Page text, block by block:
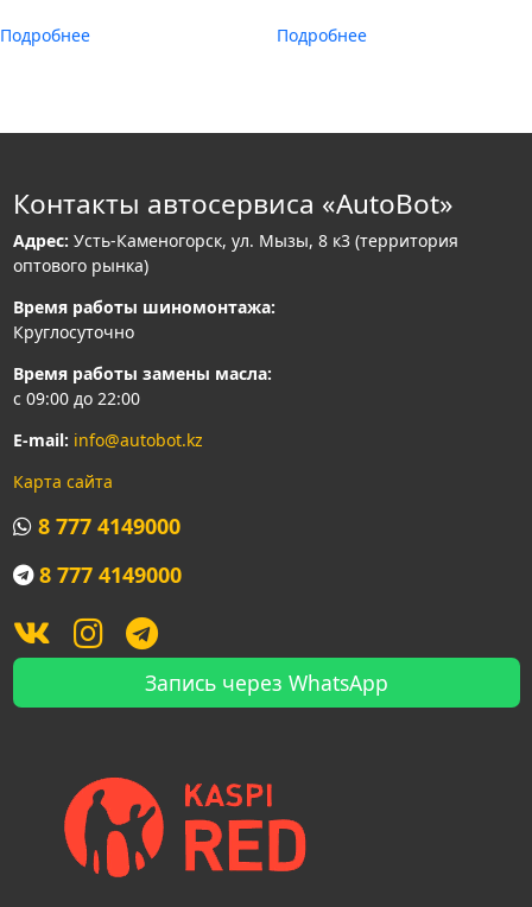
Подробнее Подробнее
Контакты автосервиса «AutoBot»
Адрес: Усть-Каменогорск, ул. Мызы, 8 к3 (территория
оптового рынка)
Время работы шиномонтажа:
Круглосуточно
Время работы замены масла:
с 09:00 до 22:00
E-mail: info@autobot.kz
Карта сайта
8 777 4149000
8 777 4149000
Запись через WhatsApp